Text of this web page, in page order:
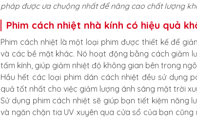
pháp được ưa chuộng nhất để nâng cao chất lượng
Phim cách nhiệt nhà kính có hiệu quả
Phim cách nhiệt là một loại phim được thiết kế để
và các bề mặt khác. Nó hoạt động bằng cách giảm
tấm kính, giúp giảm nhiệt độ không gian bên trong
Hầu hết các loại phim dán cách nhiệt đều sử dụng
quả tốt nhất cho việc giảm lượng ánh sáng mặt trời
Sử dụng phim cách nhiệt sẽ giúp bạn tiết kiệm năng
và ngăn chặn tia UV xuyên qua cửa sổ của bạn